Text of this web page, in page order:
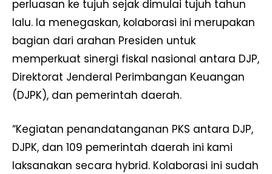
perluasan ke tujuh sejak dimulai tujuh tahun
lalu. Ia menegaskan, kolaborasi ini merupakan
bagian dari arahan Presiden untuk
memperkuat sinergi fiskal nasional antara DJP,
Direktorat Jenderal Perimbangan Keuangan
(DJPK), dan pemerintah daerah.
“Kegiatan penandatanganan PKS antara DJP,
DJPK, dan 109 pemerintah daerah ini kami
laksanakan secara hybrid. Kolaborasi ini sudah